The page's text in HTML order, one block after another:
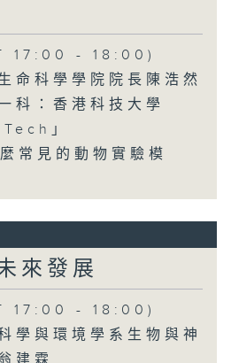
17:00 - 18:00)
命科學學院院長陳浩然
科：香港科技大學
」
常見的動物實驗模
來發展
17:00 - 18:00)
學與環境學系生物與神